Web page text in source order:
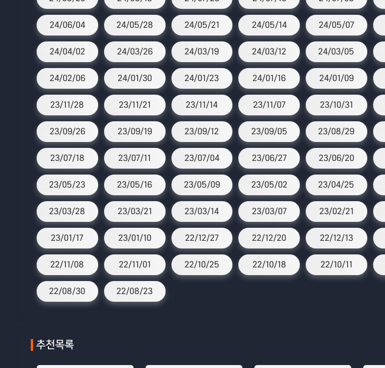
24/06/04 24/05/28 24/05/21 24/05/14 24/05/07
24/04/02 24/03/26 24/03/19 24/03/12 24/03/05
24/02/06 24/01/30 24/01/23 24/01/16 24/01/09
23/11/28 23/11/21 23/11/14 23/11/07 23/10/31
23/09/26 23/09/19 23/09/12 23/09/05 23/08/29
23/07/18 23/07/11 23/07/04 23/06/27 23/06/20
23/05/23 23/05/16 23/05/09 23/05/02 23/04/25
23/03/28 23/03/21 23/03/14 23/03/07 23/02/21
23/01/17 23/01/10 22/12/27 22/12/20 22/12/13
22/11/08 22/11/01 22/10/25 22/10/18 22/10/11
22/08/30 22/08/23
추천목록